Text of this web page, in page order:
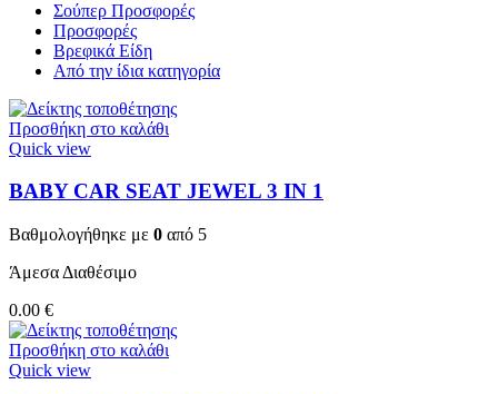
Σούπερ Προσφορές
Προσφορές
Βρεφικά Είδη
Από την ίδια κατηγορία
Προσθήκη στο καλάθι
Quick view
BABY CAR SEAT JEWEL 3 ΙΝ 1
Βαθμολογήθηκε με 0 από 5
Άμεσα Διαθέσιμο
0.00 €
Προσθήκη στο καλάθι
Quick view